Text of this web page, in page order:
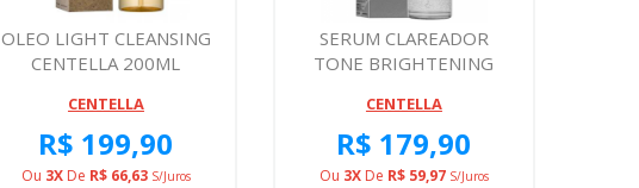
OLEO LIGHT CLEANSING
CENTELLA 200ML
CENTELLA
R$ 199,90
Ou 3XDe R$ 66,63 S/juros
SERUM CLAREADOR
TONE BRIGHTENING
CENTELLA
R$ 179,90
Ou 3XDe R$ 59,97 S/juros